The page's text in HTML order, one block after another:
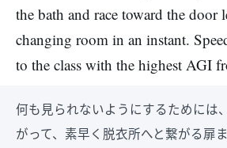
the bath and race toward the door
changing room in an instant.
to the class with the highest AGI
何も見られないようにするためには
がって、素早く脱衣所へと繋がる扉